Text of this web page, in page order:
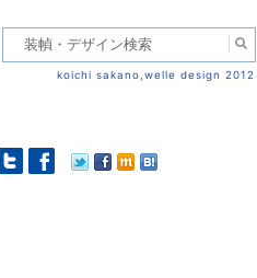
koichi sakano,welle design 2012